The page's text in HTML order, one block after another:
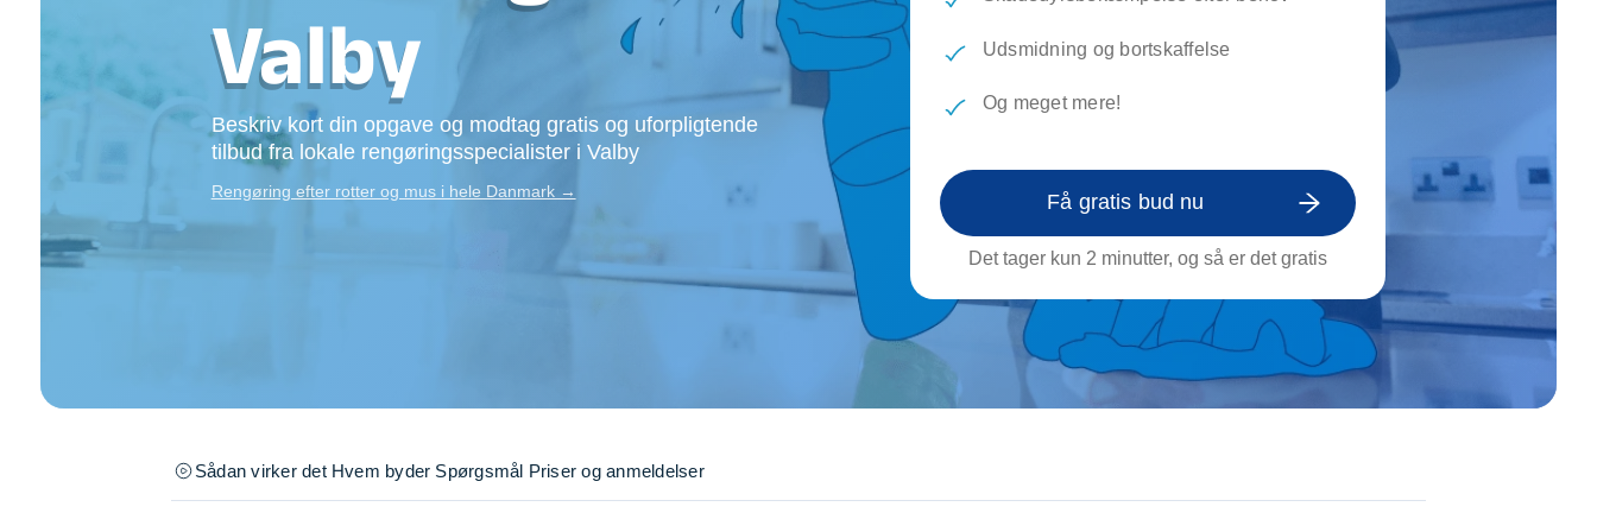
Opsætning af skillevæg
Rengøring
Tømrer
Træfældning
Transport af genstande
Tunge løft
TV installation og opsætning
Underholdning
Vinduespudsning VVS
Se alle...
Valby
Beskriv kort din opgave og modtag gratis og uforpligtende
tilbud fra lokale rengøringsspecialister i Valby
Rengøring efter rotter og mus i hele Danmark →
Udsmidning og bortskaffelse
Og meget mere!
Få gratis bud nu
Det tager kun 2 minutter, og så er det gratis
Sådan virker det Hvem byder Spørgsmål Priser og anmeldelser